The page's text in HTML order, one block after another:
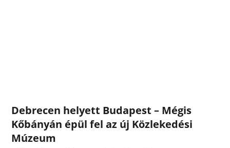
Debrecen helyett Budapest – Mégis
Kőbányán épül fel az új Közlekedési
Múzeum